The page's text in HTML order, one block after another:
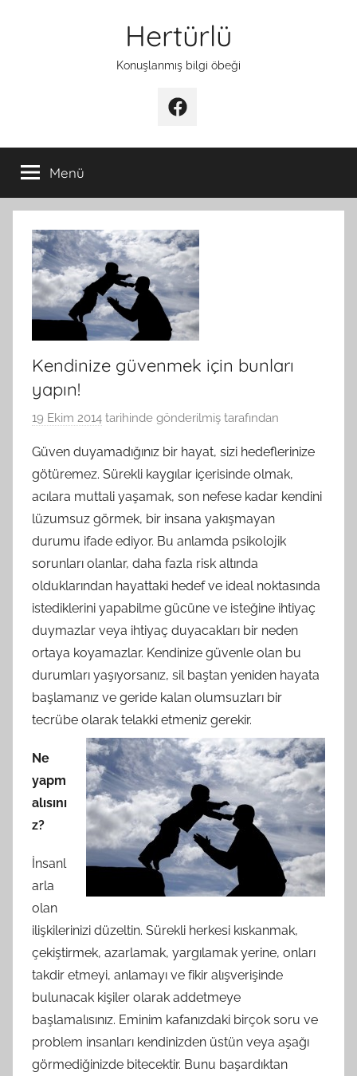
Hertürlü
Konuşlanmış bilgi öbeği
Facebook
Menü
Kendinize güvenmek için bunları
yapın!
19 Ekim 2014 tarihinde gönderilmiş tarafından
Güven duyamadığınız bir hayat, sizi hedeflerinize
götüremez. Sürekli kaygılar içerisinde olmak,
acılara muttali yaşamak, son nefese kadar kendini
lüzumsuz görmek, bir insana yakışmayan
durumu ifade ediyor. Bu anlamda psikolojik
sorunları olanlar, daha fazla risk altında
olduklarından hayattaki hedef ve ideal noktasında
istediklerini yapabilme gücüne ve isteğine ihtiyaç
duymazlar veya ihtiyaç duyacakları bir neden
ortaya koyamazlar. Kendinize güvenle olan bu
durumları yaşıyorsanız, sil baştan yeniden hayata
başlamanız ve geride kalan olumsuzları bir
tecrübe olarak telakki etmeniz gerekir.
Ne
yapm
alısını
z?
İnsanl
arla
olan
ilişkilerinizi düzeltin. Sürekli herkesi kıskanmak,
çekiştirmek, azarlamak, yargılamak yerine, onları
takdir etmeyi, anlamayı ve fikir alışverişinde
bulunacak kişiler olarak addetmeye
başlamalısınız. Eminim kafanızdaki birçok soru ve
problem insanları kendinizden üstün veya aşağı
görmediğinizde bitecektir. Bunu başardıktan